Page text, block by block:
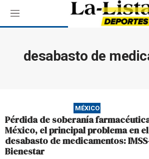
M
e
desabasto de
MÉXICO
Pérdida de soberanía
México, el principal problema en el
desabasto de medicamentos:
Bienestar